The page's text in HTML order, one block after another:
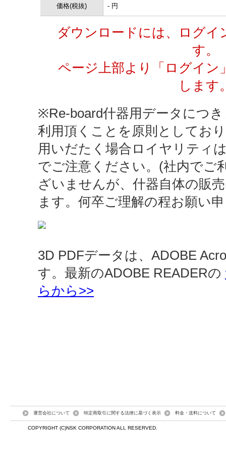
価格(税抜) - 円
ダウンロードには、ログイ
す。
ページ上部より「ログイン
します
※Re-board什器用データにつ
利用頂くことを原則としてお
用いだたく場合ロイヤリティ
でご注意ください。(社内でご
ざいませんが、什器自体の販
ます。何卒ご理解の程お願い
3D PDFデータは、ADOBE
す。最新のADOBE READERの
らから>>
運営会社について 特定商取引に関する法律に基づく表示 料金・送料について
COPYRIGHT (C)NSK CORPORATION ALL RESERVED.